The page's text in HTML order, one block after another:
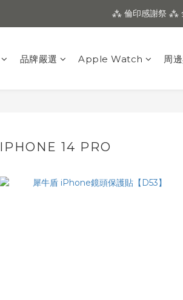
⁂ 倫印感謝祭 ⁂
品牌嚴選 Apple Watch 周
IPHONE 14 PRO